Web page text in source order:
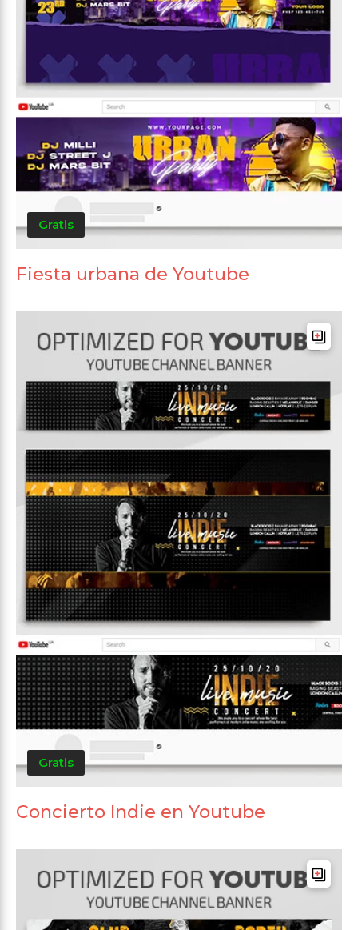
Gratis
Fiesta urbana de Youtube
Gratis
Concierto Indie en Youtube